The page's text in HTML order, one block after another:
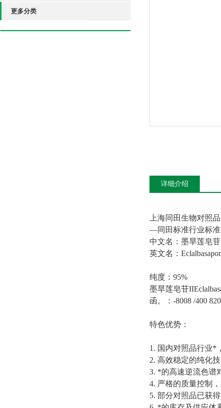
更多分类
详细介绍
上海同田生物对照品
—同田标准行业标准
中文名： 墨旱莲皂
英文名：
纯度： 95%
墨旱莲皂苷II
函。： -8008 /400
特色优势：
1. 国内对照品行业*
2. 高效稳定的纯化
3. *的高速逆流色谱
4. 严格的质量控制
5. 部分对照品已获